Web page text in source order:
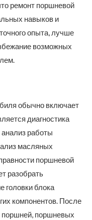
ремонт поршневой
навыков и
опыта, лучше
возможных
обычно включает
диагностика
работы
масляных
поршневой
разобрать
головки блока
компонентов. После
поршней, поршневых